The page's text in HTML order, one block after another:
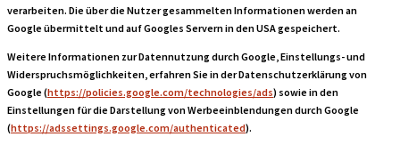
verarbeiten. Die über die Nutzer gesammelten Informationen werden an
Google übermittelt und auf Googles Servern in den USA gespeichert.
Weitere Informationen zur Datennutzung durch Google, Einstellungs- und
Widerspruchsmöglichkeiten, erfahren Sie in der Datenschutzerklärung von
Google (https://policies.google.com/technologies/ads) sowie in den
Einstellungen für die Darstellung von Werbeeinblendungen durch Google
(https://adssettings.google.com/authenticated).